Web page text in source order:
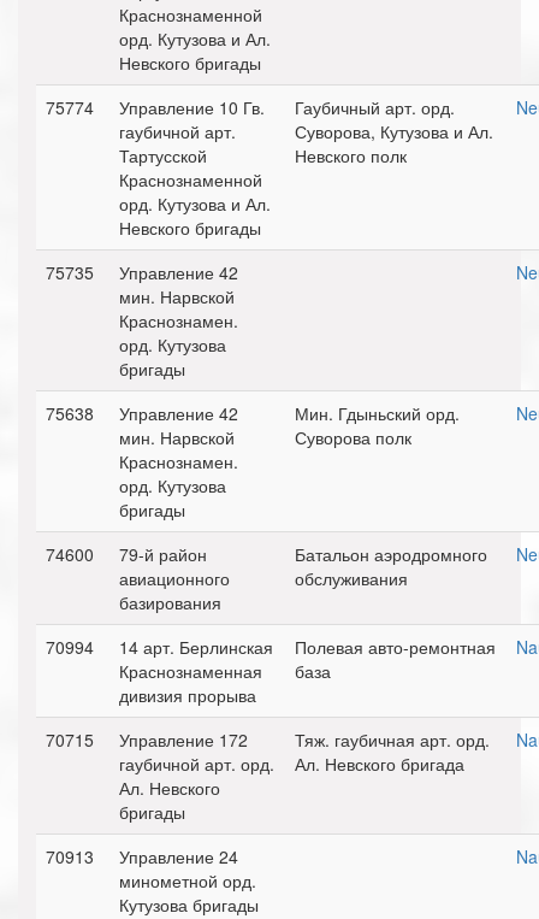
Краснознаменной
орд. Кутузова и Ал.
Невского бригады
75774
Управление 10 Гв.
гаубичной арт.
Тартусской
Краснознаменной
орд. Кутузова и Ал.
Невского бригады
Гаубичный арт. орд.
Суворова, Кутузова и Ал.
Невского полк
75735
Управление 42
мин. Нарвской
Краснознамен.
орд. Кутузова
бригады
75638
Управление 42
мин. Нарвской
Краснознамен.
орд. Кутузова
бригады
Мин. Гдыньский орд.
Суворова полк
74600
79-й район
авиационного
базирования
Батальон аэродромного
обслуживания
70994
14 арт. Берлинская
Краснознаменная
дивизия прорыва
Полевая авто-ремонтная
база
70715
Управление 172
гаубичной арт. орд.
Ал. Невского
бригады
Тяж. гаубичная арт. орд.
Ал. Невского бригада
70913
Управление 24
минометной орд.
Кутузова бригады